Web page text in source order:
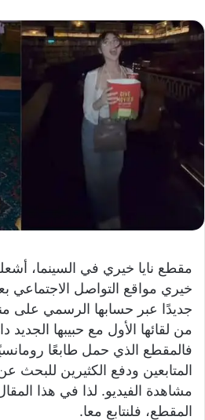
مقطع نايا خيري في السينما، أشعلت
خيري مواقع التواصل
جديدًا عبر حسابها الرسمي على
من لقائها الأول مع حبيبها
فالمقطع الذي حمل طابعًا
المتابعين ودفع الكثيرين للبحث
مشاهدة الفيديو. لذا في هذا
المقطع، فلنتابع معا.